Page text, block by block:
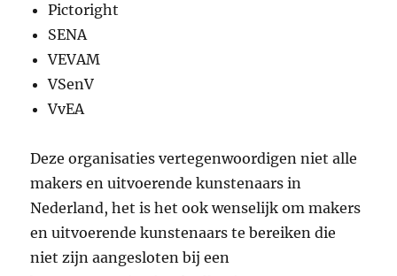
Pictoright
SENA
VEVAM
VSenV
VvEA
Deze organisaties vertegenwoordigen niet alle
makers en uitvoerende kunstenaars in
Nederland, het is het ook wenselijk om makers
en uitvoerende kunstenaars te bereiken die
niet zijn aangesloten bij een